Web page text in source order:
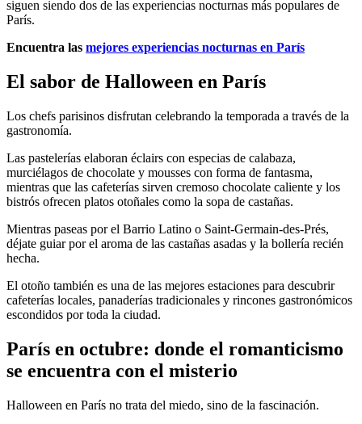
siguen siendo dos de las experiencias nocturnas más populares de
París.
Encuentra las mejores experiencias nocturnas en París
El sabor de Halloween en París
Los chefs parisinos disfrutan celebrando la temporada a través de la
gastronomía.
Las pastelerías elaboran éclairs con especias de calabaza,
murciélagos de chocolate y mousses con forma de fantasma,
mientras que las cafeterías sirven cremoso chocolate caliente y los
bistrós ofrecen platos otoñales como la sopa de castañas.
Mientras paseas por el Barrio Latino o Saint-Germain-des-Prés,
déjate guiar por el aroma de las castañas asadas y la bollería recién
hecha.
El otoño también es una de las mejores estaciones para descubrir
cafeterías locales, panaderías tradicionales y rincones gastronómicos
escondidos por toda la ciudad.
París en octubre: donde el romanticismo
se encuentra con el misterio
Halloween en París no trata del miedo, sino de la fascinación.